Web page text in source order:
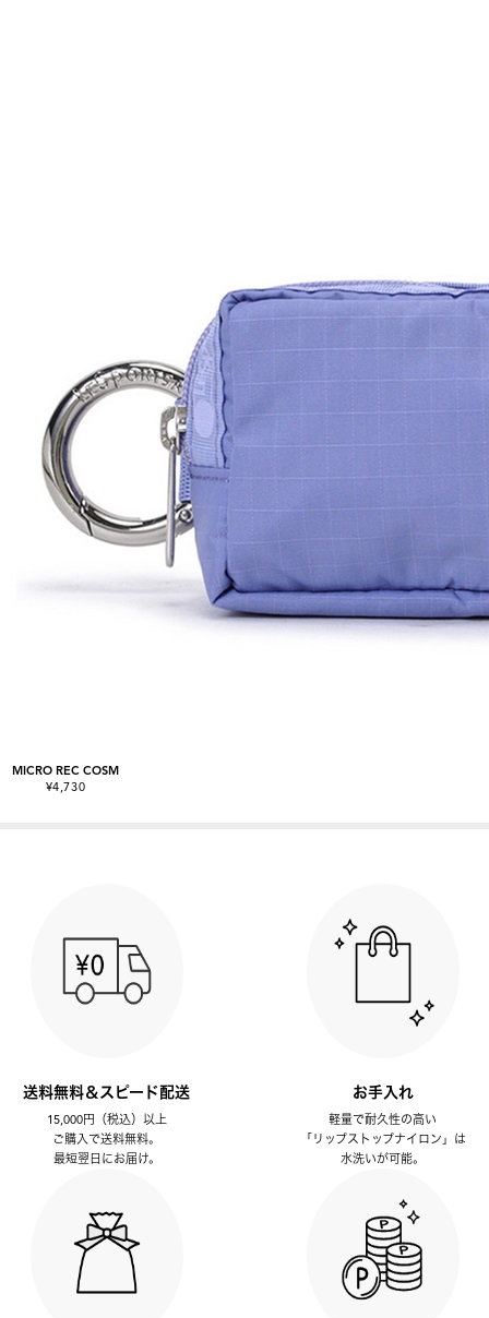
MICRO REC COSM
¥4,730
送料無料＆スピード配送
15,000円（税込）以上
ご購入で送料無料。
最短翌日にお届け。
お手入れ
軽量で耐久性の高い
「リップストップナイロン」は
水洗いが可能。